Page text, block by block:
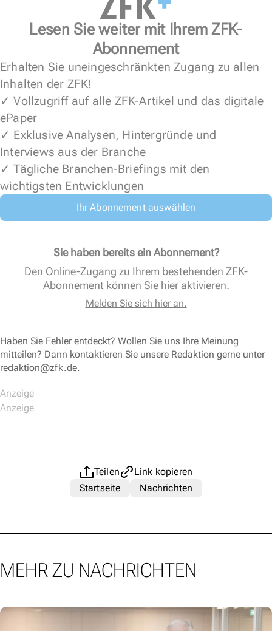
Lesen Sie weiter mit Ihrem ZFK-
Abonnement
Erhalten Sie uneingeschränkten Zugang zu allen
Inhalten der ZFK!
✓ Vollzugriff auf alle ZFK-Artikel und das digitale
ePaper
✓ Exklusive Analysen, Hintergründe und
Interviews aus der Branche
✓ Tägliche Branchen-Briefings mit den
wichtigsten Entwicklungen
Ihr Abonnement auswählen
Sie haben bereits ein Abonnement?
Den Online-Zugang zu Ihrem bestehenden ZFK-
Abonnement können Sie hier aktivieren.
Melden Sie sich hier an.
Haben Sie Fehler entdeckt? Wollen Sie uns Ihre Meinung
mitteilen? Dann kontaktieren Sie unsere Redaktion gerne unter
redaktion@zfk.de.
Teilen
Link kopieren
Startseite
Nachrichten
MEHR ZU NACHRICHTEN